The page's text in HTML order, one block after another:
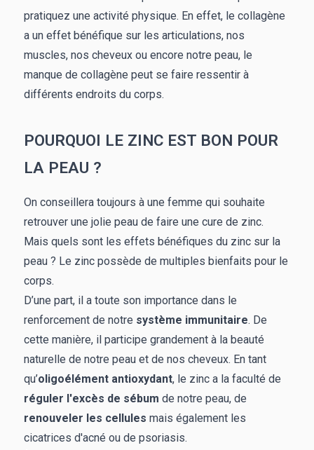
pratiquez une activité physique. En effet, le collagène
a un effet bénéfique sur les articulations, nos
muscles, nos cheveux ou encore notre peau, le
manque de collagène peut se faire ressentir à
différents endroits du corps.
POURQUOI LE ZINC EST BON POUR
LA PEAU ?
On conseillera toujours à une femme qui souhaite
retrouver une jolie peau de faire une cure de zinc.
Mais quels sont les effets bénéfiques du zinc sur la
peau ? Le zinc possède de multiples bienfaits pour le
corps.
D’une part, il a toute son importance dans le
renforcement de notre système immunitaire. De
cette manière, il participe grandement à la beauté
naturelle de notre peau et de nos cheveux. En tant
qu’oligoélément antioxydant, le zinc a la faculté de
réguler l'excès de sébum de notre peau, de
renouveler les cellules mais également les
cicatrices d'acné ou de psoriasis.